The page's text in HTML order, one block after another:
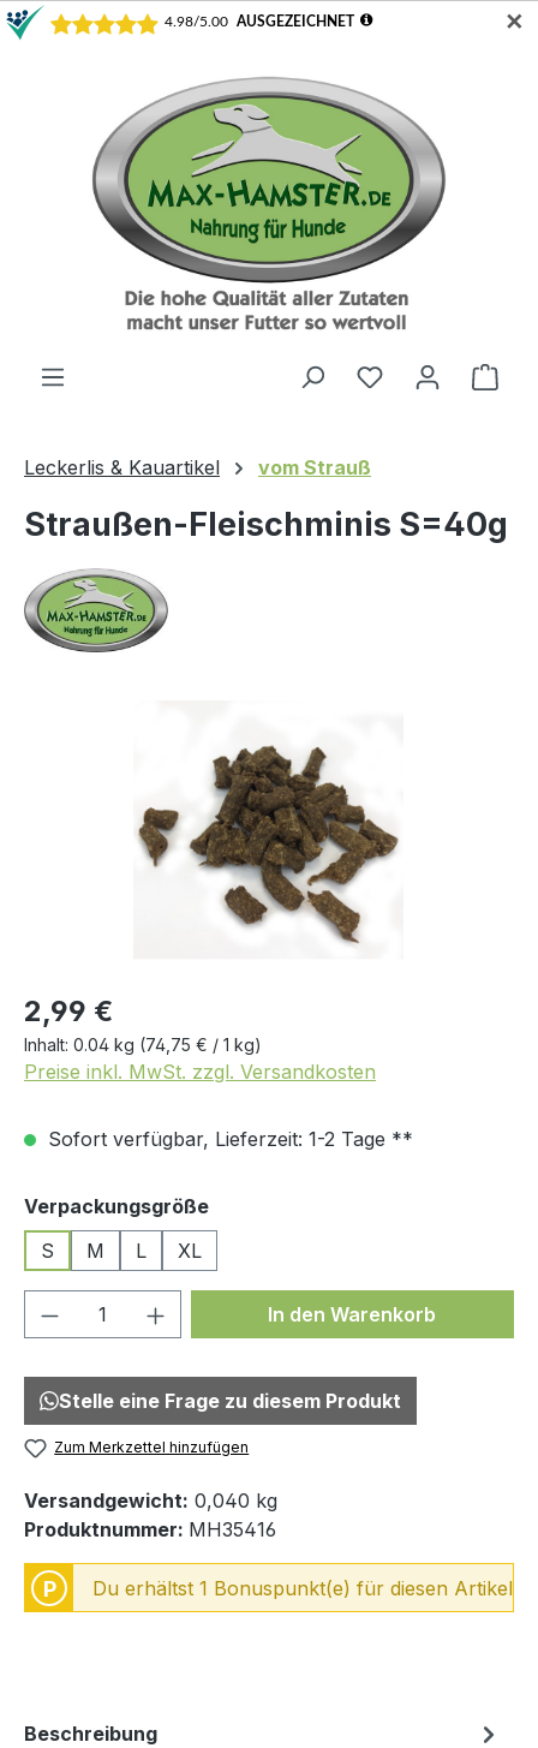
✕
Leckerlis & Kauartikel vom Strauß
Straußen-Fleischminis S=40g
2,99 €
Inhalt: 0.04 kg (74,75 € / 1 kg)
Preise inkl. MwSt. zzgl. Versandkosten
Sofort verfügbar, Lieferzeit: 1-2 Tage **
Verpackungsgrößeauswählen
S
M L XL
Produkt Anzahl: Gib denIn den Warenkorb
Stelle eine Frage zu diesem Produkt
Zum Merkzettel hinzufügen
Versandgewicht: 0,040 kg
Produktnummer: MH35416
P Du erhältst 1 Bonuspunkt(e) für diesen Artikel
Beschreibung